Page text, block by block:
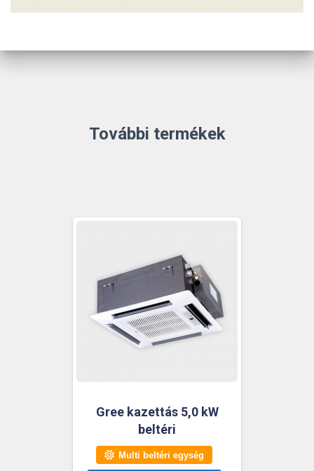
További termékek
Gree kazettás 5,0 kW
beltéri
Multi beltéri egység